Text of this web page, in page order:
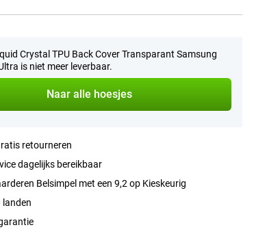
Crystal TPU Back Cover Transparant Samsung
is niet meer leverbaar.
Naar alle hoesjes
retourneren
dagelijks bereikbaar
Belsimpel met een 9,2 op Kieskeurig
landen